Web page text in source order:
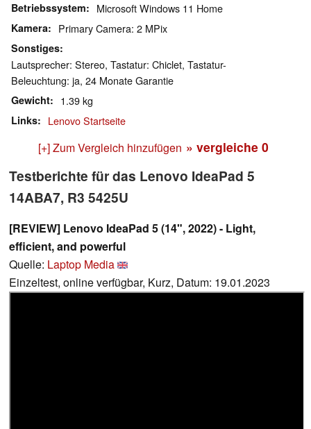
Betriebssystem Microsoft Windows 11 Home
Kamera Primary Camera: 2 MPix
Sonstiges
Lautsprecher: Stereo, Tastatur: Chiclet, Tastatur-
Beleuchtung: ja, 24 Monate Garantie
Gewicht 1.39 kg
Links Lenovo Startseite
[+] Zum Vergleich hinzufügen » vergleiche 0
Testberichte für das Lenovo IdeaPad 5
14ABA7, R3 5425U
[REVIEW] Lenovo IdeaPad 5 (14", 2022) - Light,
efficient, and powerful
Quelle: Laptop Media
Einzeltest, online verfügbar, Kurz, Datum: 19.01.2023